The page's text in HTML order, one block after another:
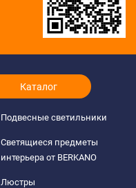
Каталог
Подвесные светильники
Светящиеся предметы
интерьера от BERKANO
Люстры